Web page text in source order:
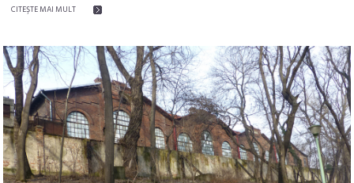
CITEŞTE MAI MULT